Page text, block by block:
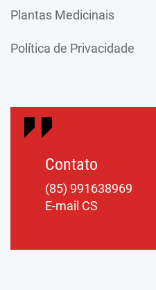
Plantas Medicinais
Política de Privacidade
Contato
(85) 991638969
E-mail CS